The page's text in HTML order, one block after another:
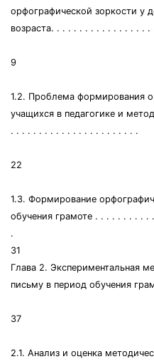
орфографической зоркости у
возраста. . . . . . . . . . . . . . . . .
9
1.2. Проблема формирования
учащихся в педагогике и
. . . . . . . . . . . . . . . . . . . . . . .
22
1.3. Формирование
обучения грамоте . . . . . . . . .
.
31
Глава 2. Экспериментальная
письму в период обучения
37
2.1. Анализ и оценка